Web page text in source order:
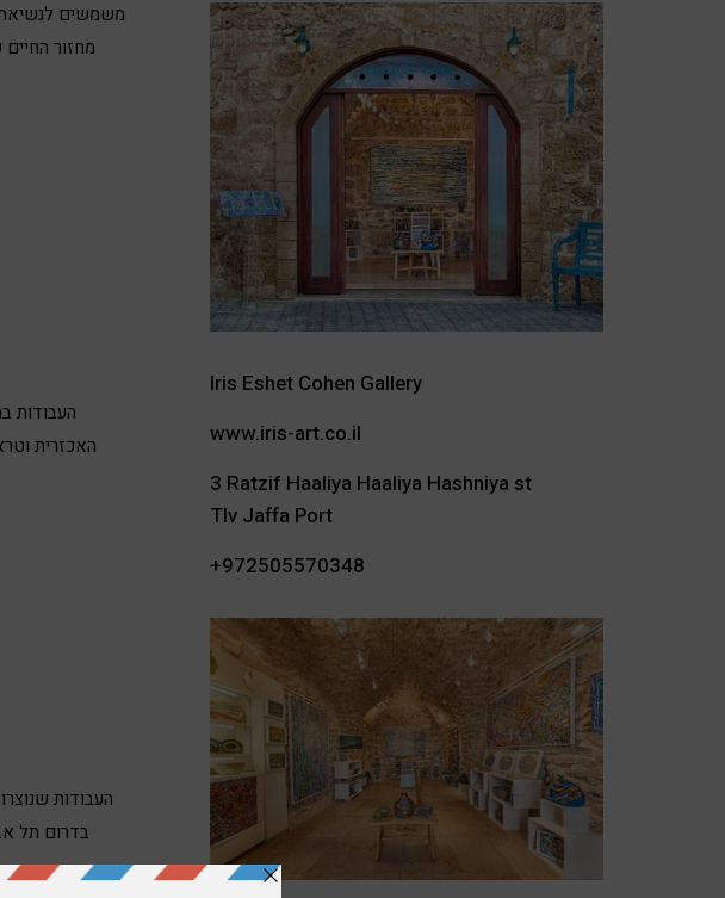
משמשים לנשיאת
מחזור
העבודות
האכזרית
העבודות
בדרום תל
Iris Eshet Cohen Gallery
www.iris-art.co.il
3 Ratzif Haaliya Haaliya Hashniya st
Tlv Jaffa Port
+972505570348